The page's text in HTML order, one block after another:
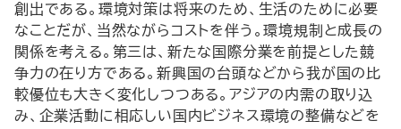
創出である。環境対策は将来のため、生活のために必要
なことだが、当然ながらコストを伴う。環境規制と成長の
関係を考える。第三は、新たな国際分業を前提とした競
争力の在り方である。新興国の台頭などから我が国の比
較優位も大きく変化しつつある。アジアの内需の取り込
み、企業活動に相応しい国内ビジネス環境の整備などを